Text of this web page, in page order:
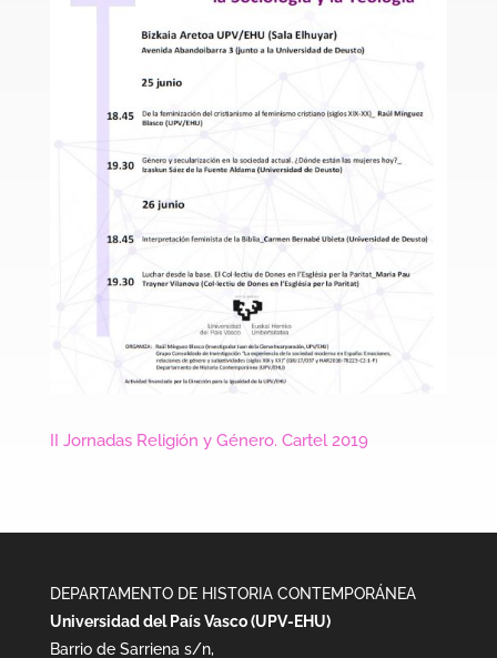
II Jornadas Religión y Género. Cartel 2019
DEPARTAMENTO DE HISTORIA CONTEMPORÁNEA
Universidad del País Vasco (UPV-EHU)
Barrio de Sarriena s/n,